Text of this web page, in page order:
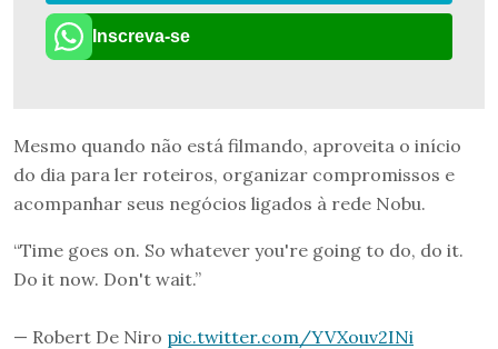
Inscreva-se
Mesmo quando não está filmando, aproveita o início
do dia para ler roteiros, organizar compromissos e
acompanhar seus negócios ligados à rede Nobu.
“Time goes on. So whatever you're going to do, do it.
Do it now. Don't wait.”
— Robert De Niro pic.twitter.com/YVXouv2INi